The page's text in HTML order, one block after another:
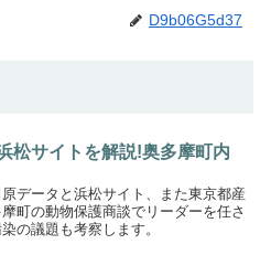
D9b06G5d37
松サイトを解説!奥多摩町内
データと浜松サイト、また東京都産
町の動物保護商談でリーダーを任さ
の議題も考察します。